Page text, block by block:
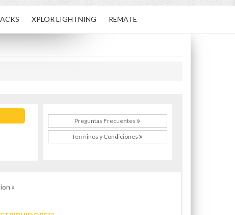
XPLOR LIGHTNING REMATE
Preguntas Frecuentes
Terminos y Condiciones
»